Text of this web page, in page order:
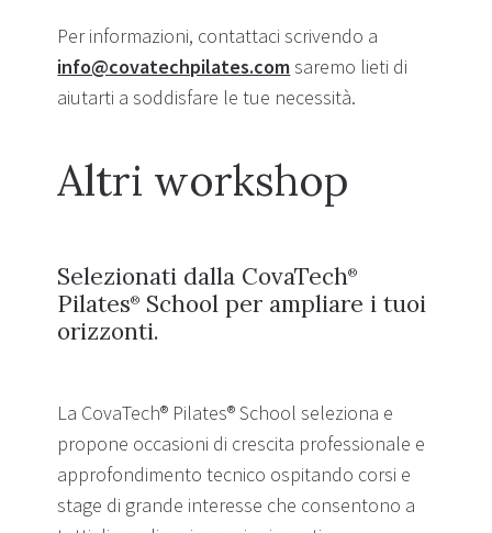
Per informazioni, contattaci scrivendo a
info@covatechpilates.comsaremo lieti di
aiutarti a soddisfare le tue necessità.
Altri workshop
Selezionati dalla CovaTech®
Pilates® School per ampliare i tuoi
orizzonti.
La CovaTech® Pilates® School seleziona e
propone occasioni di crescita professionale e
approfondimento tecnico ospitando corsi e
stage di grande interesse che consentono a